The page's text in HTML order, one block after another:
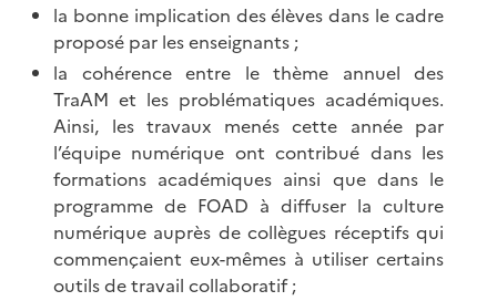
la bonne implication des élèves dans le cadre
proposé par les enseignants ;
la cohérence entre le thème annuel des
TraAM et les problématiques académiques.
Ainsi, les travaux menés cette année par
l’équipe numérique ont contribué dans les
formations académiques ainsi que dans le
programme de FOAD à diffuser la culture
numérique auprès de collègues réceptifs qui
commençaient eux-mêmes à utiliser certains
outils de travail collaboratif ;